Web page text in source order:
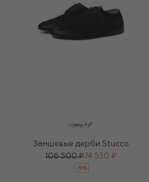
Замшевые дерби Stucco
106 500 ₽74 550 ₽
-30%